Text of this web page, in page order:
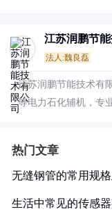
江苏润鹏节
法人:魏良磊
江苏润鹏节能技术有
等电力石化辅机，专
热门文章
无缝钢管的常用规
生活中常见的传感